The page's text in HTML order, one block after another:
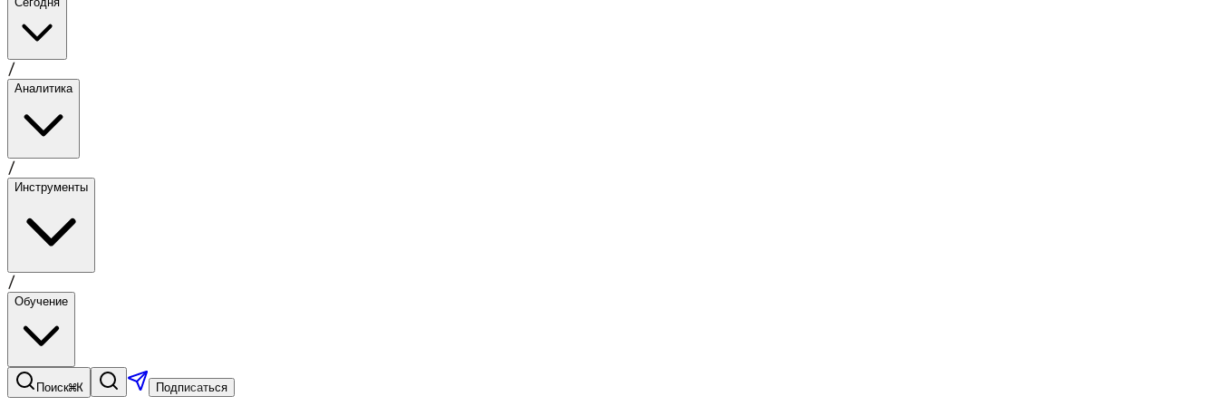
/
Аналитика
/
Инструменты
/
Обучение
Поиск⌘K Подписаться